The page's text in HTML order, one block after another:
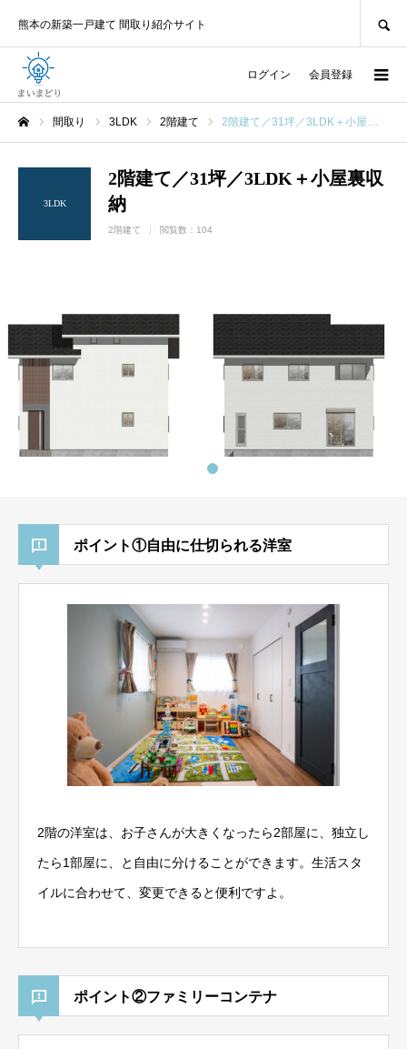
熊本の新築一戸建て 間取り紹介サイト
ログイン 会員登録
間取り 3LDK 2階建て 2階建て／31坪／3LDK＋小屋裏収納
3LDK
2階建て／31坪／3LDK＋小屋裏収
納
2階建て 閲覧数：104
ポイント①自由に仕切られる洋室
2階の洋室は、お子さんが大きくなったら2部屋に、独立し
たら1部屋に、と自由に分けることができます。生活スタ
イルに合わせて、変更できると便利ですよ。
ポイント②ファミリーコンテナ